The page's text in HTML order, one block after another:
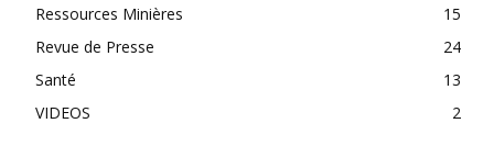
Ressources Minières
15
Revue de Presse
24
Santé
13
VIDEOS
2